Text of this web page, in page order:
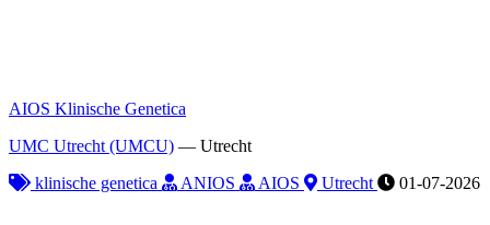
AIOS Klinische Genetica
UMC Utrecht (UMCU) — Utrecht
klinische genetica
ANIOS AIOS Utrecht 01-07-2026